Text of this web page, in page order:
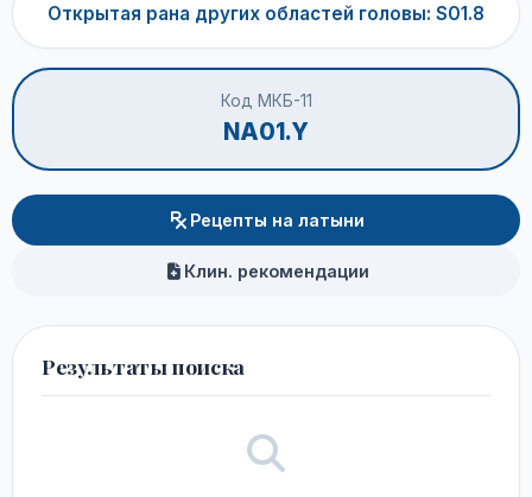
Открытая рана других областей головы: S01.8
Код МКБ-11
NA01.Y
Рецепты на латыни
Клин. рекомендации
Результаты поиска